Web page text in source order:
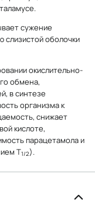
сужение
слизистой оболочки
окислительно-
обмена,
в синтезе
организма к
снижает
кислоте,
парацетамола и
T1/2).